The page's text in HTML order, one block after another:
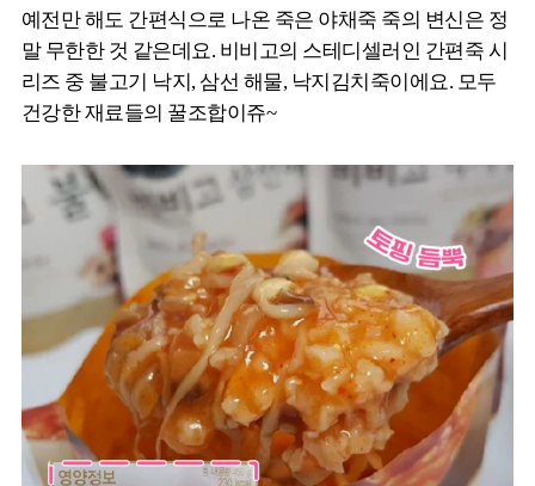
예전만 해도 간편식으로 나온 죽은 야채죽 죽의 변신은 정
말 무한한 것 같은데요. 비비고의 스테디셀러인 간편죽 시
리즈 중 불고기 낙지, 삼선 해물, 낙지김치죽이에요. 모두
건강한 재료들의 꿀조합이쥬~